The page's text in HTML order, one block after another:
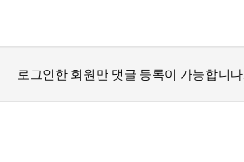
로그인한 회원만 댓글 등록이 가능합니다.